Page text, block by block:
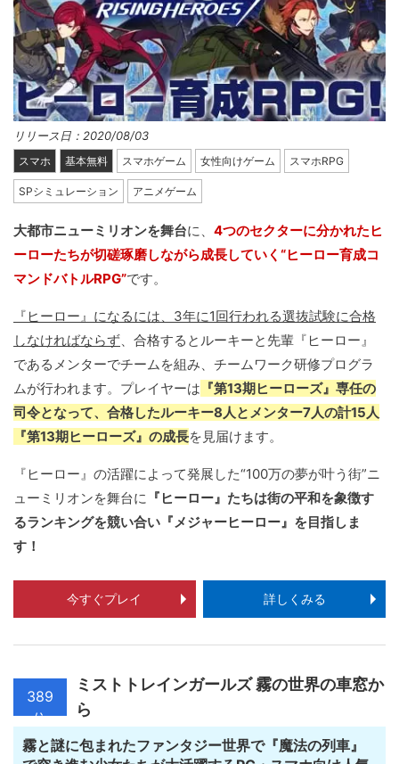
リリース日：2020/08/03
スマホ 基本無料 スマホゲーム 女性向けゲーム スマホRPG
SPシミュレーション アニメゲーム
大都市ニューミリオンを舞台に、 4つのセクターに分かれたヒ
ーローたちが切磋琢磨しながら成長していく“ヒーロー育成コ
マンドバトルRPG”です。
『ヒーロー』になるには、3年に1回行われる選抜試験に合格
しなければならず、合格するとルーキーと先輩『ヒーロー』
であるメンターでチームを組み、チームワーク研修プログラ
ムが行われます。プレイヤーは 『第13期ヒーローズ』専任の
司令となって、合格したルーキー8人とメンター7人の計15人
『第13期ヒーローズ』の成長を見届けます。
『ヒーロー』の活躍によって発展した“100万の夢が叶う街”ニ
ューミリオンを舞台に 『ヒーロー』たちは街の平和を象徴す
るランキングを競い合い『メジャーヒーロー』を目指しま
す！
今すぐプレイ 詳しくみる
389
位
ミストトレインガールズ 霧の世界の車窓か
ら
霧と謎に包まれたファンタジー世界で『魔法の列車』